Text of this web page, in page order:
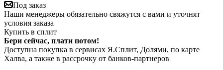
Под заказ
Наши менеджеры обязательно свяжутся с вами и уточнят
условия заказа
Купить в сплит
Бери сейчас, плати потом!
Доступна покупка в сервисах Я.Сплит, Долями, по карте
Халва, а также в рассрочку от банков-партнеров